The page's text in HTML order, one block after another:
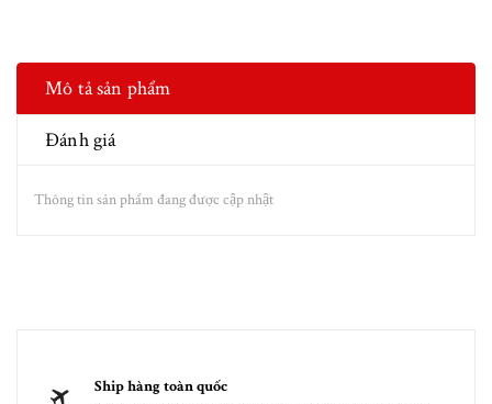
Mô tả sản phẩm
Đánh giá
Thông tin sản phẩm đang được cập nhật
Ship hàng toàn quốc